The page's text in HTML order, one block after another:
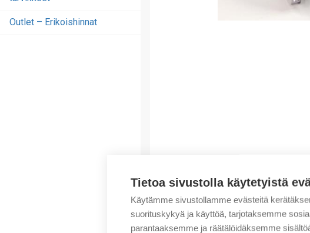
Tietoa sivustolla käytetyistä
Käytämme sivustollamme evästeitä
suorituskykyä ja käyttöä, tarjotaksemme
parantaaksemme ja räätälöidäksemme
Outlet – Erikoishinnat
Tuotteita samalta